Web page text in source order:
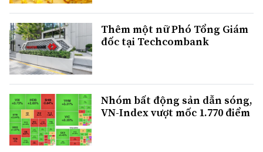
Thêm một nữ Phó Tổng Giám
đốc tại Techcombank
Nhóm bất động sản dẫn sóng,
VN-Index vượt mốc 1.770 điểm